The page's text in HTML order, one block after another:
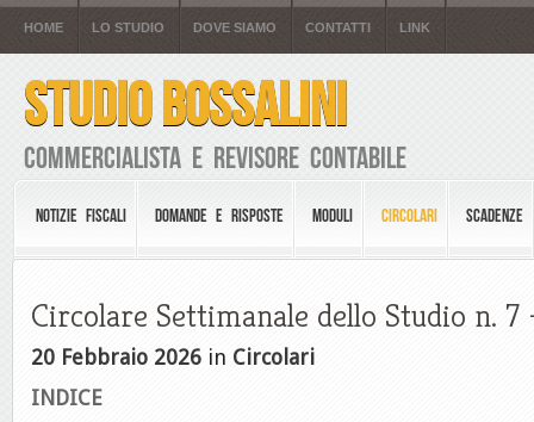
HOME LO STUDIO DOVE SIAMO CONTATTI LINK
STUDIO BOSSALINI
Commercialista e Revisore Contabile
NOTIZIE FISCALI DOMANDE E RISPOSTE MODULI CIRCOLARI SCADENZE
Circolare Settimanale dello Studio n.
20 Febbraio 2026 in Circolari
INDICE